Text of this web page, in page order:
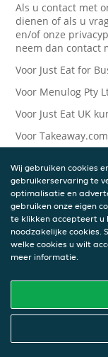
Als u contact met
dienen of als u
en/of onze
neem dan contact
Voor Just Eat for
Voor Menulog Pty
Voor Just Eat UK
Voor
Takeaway.com
Piet Heinkade 61
1019 GM
Nederland
Bijgewerkte
Wij kunnen deze
reactie op
ontwikkelingen.
bijwerken, zullen
Wij gebruiken cookies
gebruikerservaring te
optimalisatie en
gebruiken onze eigen
te klikken accepteert u
noodzakelijke cookies.
welke cookies u wilt
meer informatie.